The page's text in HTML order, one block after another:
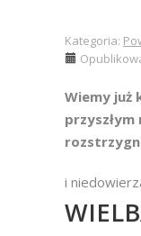
Kategoria:
Wiemy już
i